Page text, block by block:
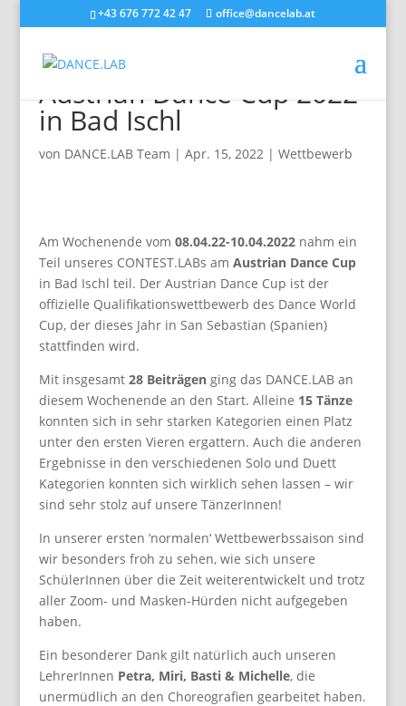
+43 676 772 42 47 office@dancelab.at
Tolles Ergebnis beim
Austrian Dance Cup 2022
in Bad Ischl
von DANCE.LAB Team | Apr. 15, 2022| Wettbewerb
Am Wochenende vom 08.04.22-10.04.2022nahm ein
Teil unseres CONTEST.LABs am Austrian Dance Cup
in Bad Ischl teil. Der Austrian Dance Cup ist der
offizielle Qualifikationswettbewerb des Dance World
Cup, der dieses Jahr in San Sebastian (Spanien)
stattfinden wird.
Mit insgesamt 28 Beiträgenging das DANCE.LAB an
diesem Wochenende an den Start. Alleine 15 Tänze
konnten sich in sehr starken Kategorien einen Platz
unter den ersten Vieren ergattern. Auch die anderen
Ergebnisse in den verschiedenen Solo und Duett
Kategorien konnten sich wirklich sehen lassen – wir
sind sehr stolz auf unsere TänzerInnen!
In unserer ersten ’normalen‘ Wettbewerbssaison sind
wir besonders froh zu sehen, wie sich unsere
SchülerInnen über die Zeit weiterentwickelt und trotz
aller Zoom- und Masken-Hürden nicht aufgegeben
haben.
Ein besonderer Dank gilt natürlich auch unseren
LehrerInnen Petra, Miri, Basti & Michelle, die
unermüdlich an den Choreografien gearbeitet haben.